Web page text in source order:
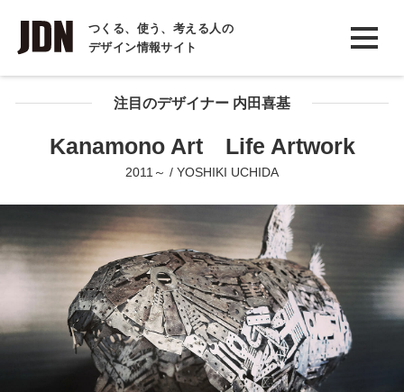
つくる、使う、考える人の
デザイン情報サイト
INTERVIEW
インタビュー
REPORT
COLUMN
注目のデザイナー 内田喜基
Kanamono Art Life Artwork
2011～ / YOSHIKI UCHIDA